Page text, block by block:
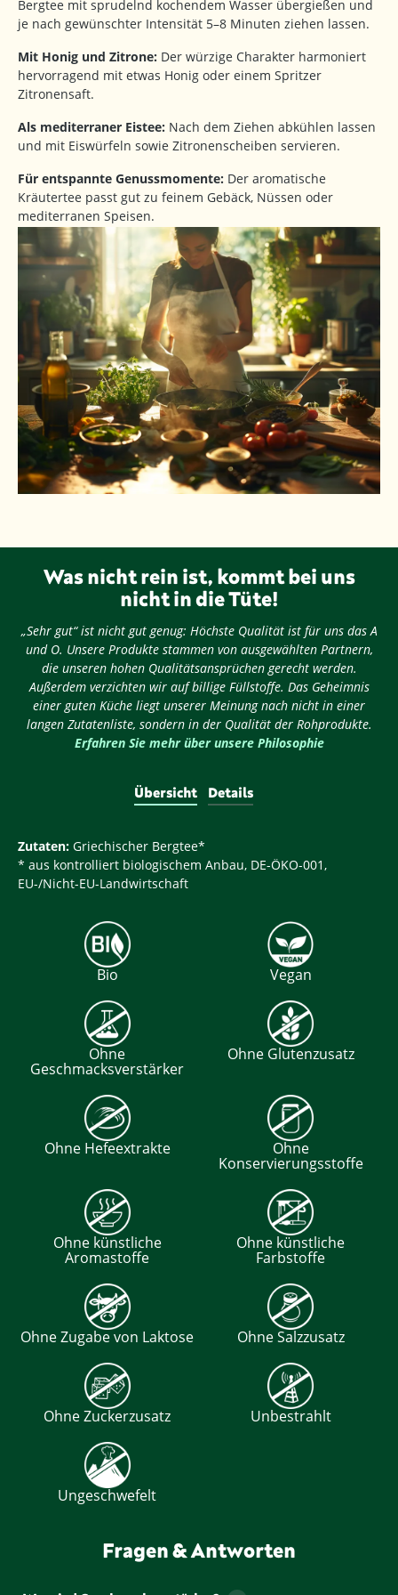
Bergtee mit sprudelnd kochendem Wasser übergießen und
je nach gewünschter Intensität 5–8 Minuten ziehen lassen.
Mit Honig und Zitrone: Der würzige Charakter harmoniert
hervorragend mit etwas Honig oder einem Spritzer
Zitronensaft.
Als mediterraner Eistee: Nach dem Ziehen abkühlen lassen
und mit Eiswürfeln sowie Zitronenscheiben servieren.
Für entspannte Genussmomente: Der aromatische
Kräutertee passt gut zu feinem Gebäck, Nüssen oder
mediterranen Speisen.
Was nicht rein ist, kommt bei uns
nicht in die Tüte!
„Sehr gut“ ist nicht gut genug: Höchste Qualität ist für uns das A
und O. Unsere Produkte stammen von ausgewählten Partnern,
die unseren hohen Qualitätsansprüchen gerecht werden.
Außerdem verzichten wir auf billige Füllstoffe. Das Geheimnis
einer guten Küche liegt unserer Meinung nach nicht in einer
langen Zutatenliste, sondern in der Qualität der Rohprodukte.
Erfahren Sie mehr über unsere Philosophie
Übersicht Details
Zutaten: Griechischer Bergtee*
* aus kontrolliert biologischem Anbau, DE-ÖKO-001,
EU-/Nicht-EU-Landwirtschaft
Bio Vegan
Ohne
Geschmacksverstärker
Ohne Glutenzusatz
Ohne Hefeextrakte Ohne
Konservierungsstoffe
Ohne künstliche
Aromastoffe
Ohne künstliche
Farbstoffe
Ohne Zugabe von Laktose Ohne Salzzusatz
Ohne Zuckerzusatz Unbestrahlt
Ungeschwefelt
Fragen & Antworten